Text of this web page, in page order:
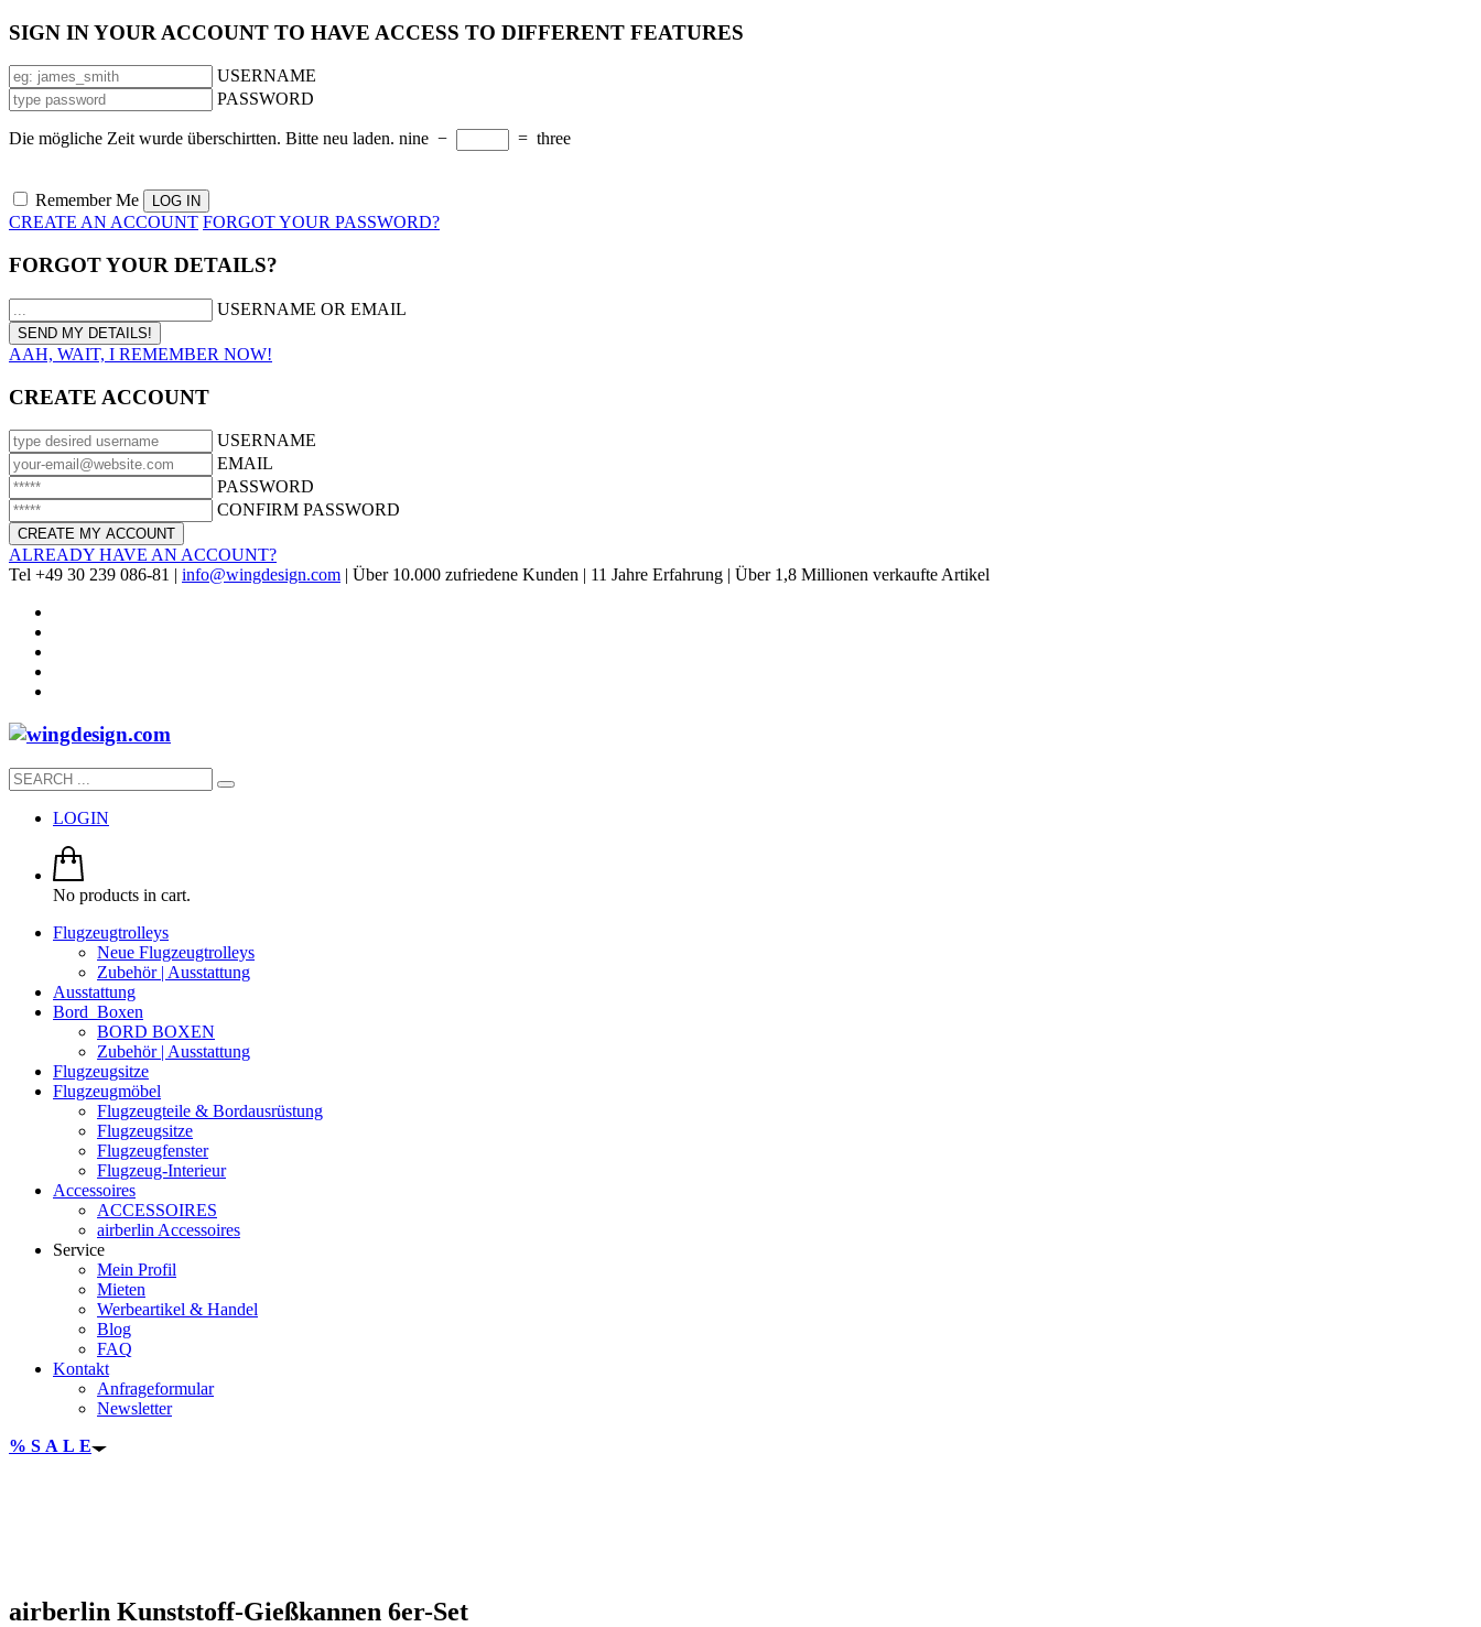
SIGN IN YOUR ACCOUNT TO HAVE ACCESS TO DIFFERENT FEATURES
USERNAME
PASSWORD
Die mögliche Zeit wurde überschirtten. Bitte neu laden. nine − = three
Remember Me
CREATE AN ACCOUNT FORGOT YOUR PASSWORD?
FORGOT YOUR DETAILS?
USERNAME OR EMAIL
AAH, WAIT, I REMEMBER NOW!
CREATE ACCOUNT
USERNAME
EMAIL
PASSWORD
CONFIRM PASSWORD
ALREADY HAVE AN ACCOUNT?
Tel +49 30 239 086-81 | info@wingdesign.com | Über 10.000 zufriedene Kunden | 11 Jahre Erfahrung | Über 1,8 Millionen verkaufte Artikel
LOGIN
No products in cart.
Flugzeugtrolleys
Neue Flugzeugtrolleys
Zubehör | Ausstattung
Ausstattung
Bord_Boxen
BORD BOXEN
Zubehör | Ausstattung
Flugzeugsitze
Flugzeugmöbel
Flugzeugteile & Bordausrüstung
Flugzeugsitze
Flugzeugfenster
Flugzeug-Interieur
Accessoires
ACCESSOIRES
airberlin Accessoires
Service
Mein Profil
Mieten
Werbeartikel & Handel
Blog
FAQ
Kontakt
Anfrageformular
Newsletter
% S A L E
airberlin Kunststoff-Gießkannen 6er-Set